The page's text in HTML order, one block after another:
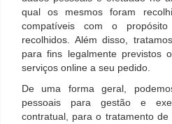
qual os mesmos foram
compatíveis com o
recolhidos. Além disso,
para fins legalmente previstos
serviços online a seu pedido.
De uma forma geral,
pessoais para gestão e
contratual, para o tratamento de